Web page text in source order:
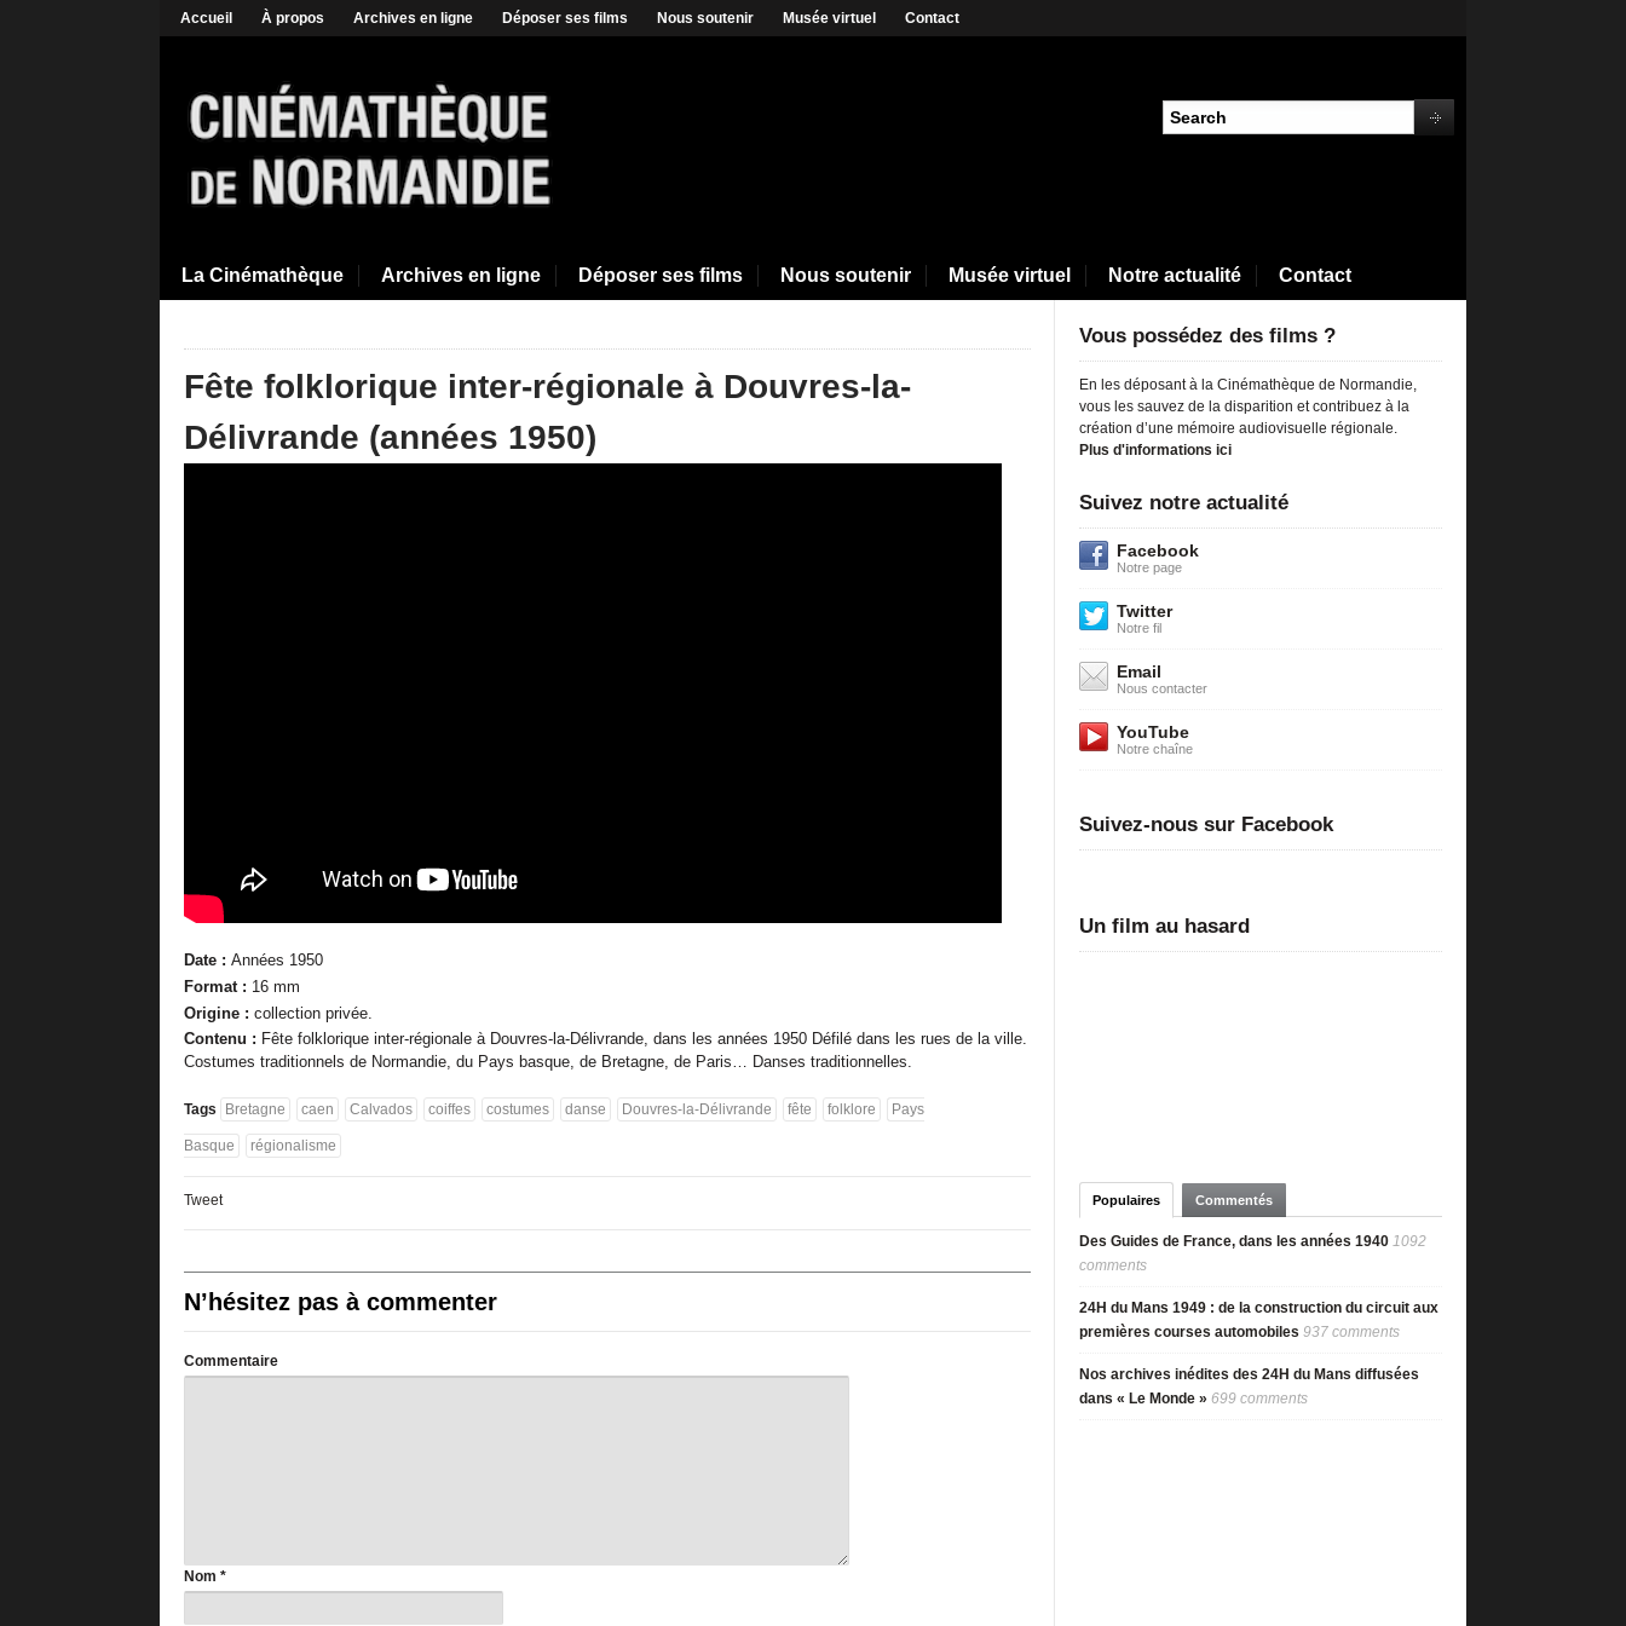
Accueil À propos Archives en ligne Déposer ses films Nous soutenir Musée virtuel Contact
La Cinémathèque Archives en ligne Déposer ses films Nous soutenir Musée virtuel Notre actualité Contact
Fête folklorique inter-régionale à Douvres-la-
Délivrande (années 1950)
Date : Années 1950
Format : 16 mm
Origine : collection privée.
Contenu : Fête folklorique inter-régionale à Douvres-la-Délivrande, dans les années 1950 Défilé dans les rues de la ville.
Costumes traditionnels de Normandie, du Pays basque, de Bretagne, de Paris… Danses traditionnelles.
Tags Bretagne caen Calvados coiffes costumes danse Douvres-la-Délivrande fête folklore Pays
Basque régionalisme
Tweet
N’hésitez pas à commenter
Commentaire
Nom *
Vous possédez des films ?
En les déposant à la Cinémathèque de Normandie,
vous les sauvez de la disparition et contribuez à la
création d’une mémoire audiovisuelle régionale.
Plus d'informations ici
Suivez notre actualité
Facebook
Notre page
Twitter
Notre fil
Email
Nous contacter
YouTube
Notre chaîne
Suivez-nous sur Facebook
Un film au hasard
Populaires Commentés
Des Guides de France, dans les années 1940 1092
comments
24H du Mans 1949 : de la construction du circuit aux
premières courses automobiles 937 comments
Nos archives inédites des 24H du Mans diffusées
dans « Le Monde » 699 comments